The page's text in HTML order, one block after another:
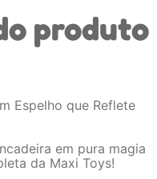
produto
Espelho que Reflete
em pura magia
da Maxi Toys!